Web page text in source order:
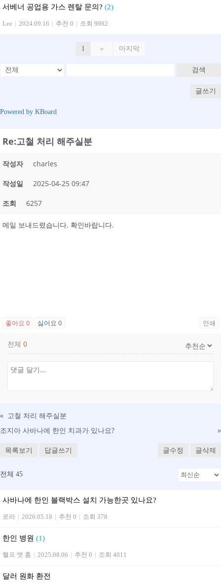
서베너 공업용 가스 렌탈 문의? (2)
Lee | 2024.09.16 | 추천 0 | 조회 9982
1 » 마지막
검색
글쓰기
Powered by KBoard
Re:고철 처리 해주실분
작성자 charles
작성일 2025-04-25 09:47
조회 6257
메일 보내드렸습니다. 확인바랍니다.
좋아요 0 싫어요 0 인쇄
전체 0
« 고철 처리 해주실분
조지아 사바나에 한인 치과가 있나요?
»
목록보기 답글쓰기 글수정 글삭제
전체 45
사바나에 한인 블랙박스 설치 가능한곳 있나요?
로라 | 2026.05.18 | 추천 0 | 조회 378
한인 병원 (1)
핼프 앳 홈 | 2025.08.06 | 추천 0 | 조회 4011
달러 원화 환전